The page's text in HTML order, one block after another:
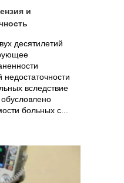
и
десятилетий
недостаточности
вследствие
больных с...